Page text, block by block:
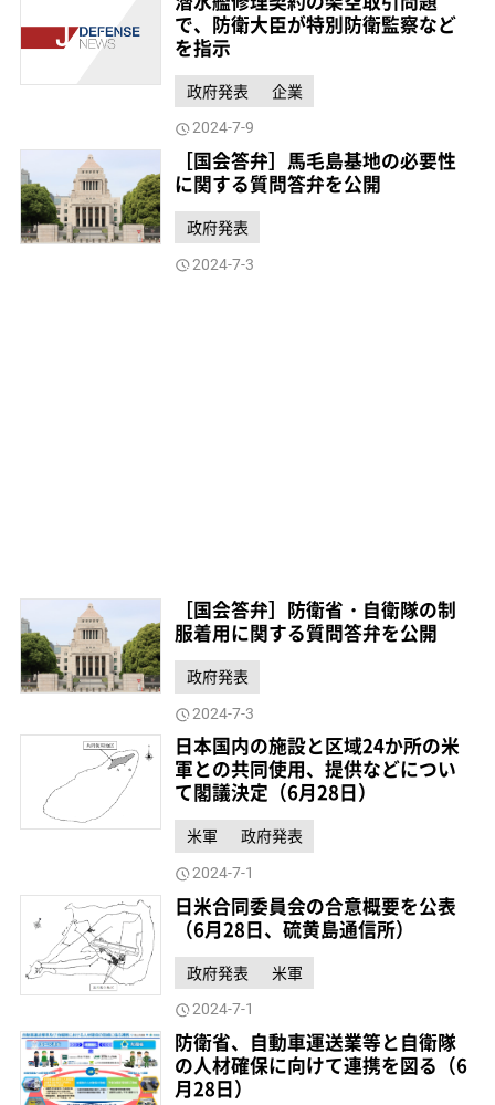
で、防衛大臣が特別防衛監察など
を指示
政府発表 企業
2024-7-9
［国会答弁］馬毛島基地の必要性
に関する質問答弁を公開
政府発表
2024-7-3
［国会答弁］防衛省・自衛隊の制
服着用に関する質問答弁を公開
政府発表
2024-7-3
日本国内の施設と区域24か所の米
軍との共同使用、提供などについ
て閣議決定（6月28日）
米軍 政府発表
2024-7-1
日米合同委員会の合意概要を公表
（6月28日、硫黄島通信所）
政府発表 米軍
2024-7-1
防衛省、自動車運送業等と自衛隊
の人材確保に向けて連携を図る（6
月28日）